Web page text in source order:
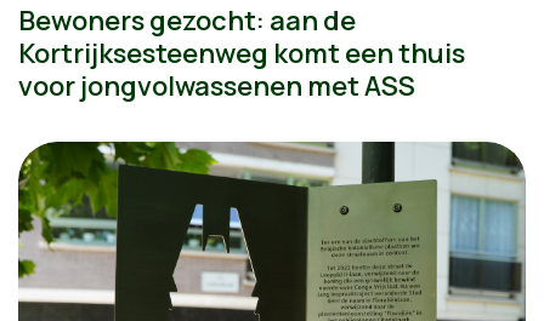
Bewoners gezocht: aan de
Kortrijksesteenweg komt een thuis
voor jongvolwassenen met ASS